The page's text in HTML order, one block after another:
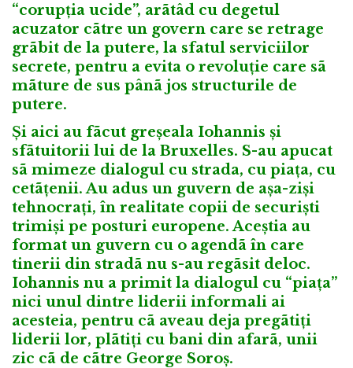
“corupția ucide”, arãtâd cu degetul
acuzator cãtre un govern care se retrage
grãbit de la putere, la sfatul serviciilor
secrete, pentru a evita o revoluție care sã
mãture de sus pânã jos structurile de
putere.
Și aici au fãcut greșeala Iohannis și
sfãtuitorii lui de la Bruxelles. S-au apucat
sã mimeze dialogul cu strada, cu piața, cu
cetãțenii. Au adus un guvern de așa-ziși
tehnocrați, în realitate copii de securiști
trimiși pe posturi europene. Aceștia au
format un guvern cu o agendã în care
tinerii din stradã nu s-au regãsit deloc.
Iohannis nu a primit la dialogul cu “piața”
nici unul dintre liderii informali ai
acesteia, pentru cã aveau deja pregãtiți
liderii lor, plãtiți cu bani din afarã, unii
zic cã de cãtre George Soroș.